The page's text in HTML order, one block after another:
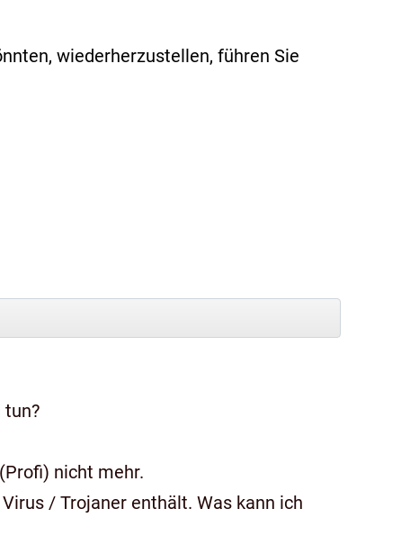
wiederherzustellen, führen Sie
tun?
nicht mehr.
/ Trojaner enthält. Was kann ich